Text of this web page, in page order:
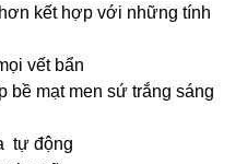
kết hợp với những tính
vết bẩn
bề mạt men sứ trắng sáng
tự động